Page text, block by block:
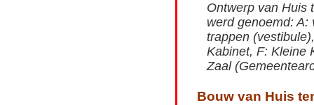
Ontwerp van Huis
werd genoemd: A:
trappen
Kabinet, F: Kleine
Zaal
Bouw van Huis